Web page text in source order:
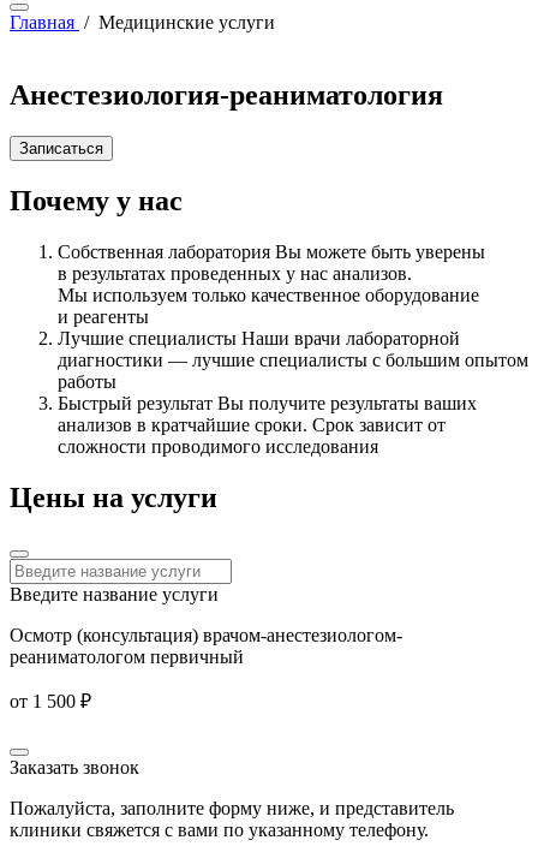
Главная / Медицинские услуги
Анестезиология-реаниматология
Записаться
Почему у нас
Собственная лаборатория Вы можете быть уверены
в результатах проведенных у нас анализов.
Мы используем только качественное оборудование
и реагенты
Лучшие специалисты Наши врачи лабораторной
диагностики — лучшие специалисты с большим опытом
работы
Быстрый результат Вы получите результаты ваших
анализов в кратчайшие сроки. Срок зависит от
сложности проводимого исследования
Цены на услуги
Введите название услуги
Осмотр (консультация) врачом-анестезиологом-
реаниматологом первичный
от 1 500 ₽
Заказать звонок
Пожалуйста, заполните форму ниже, и представитель
клиники свяжется с вами по указанному телефону.